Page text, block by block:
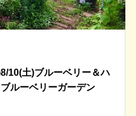
10(土)ブルーベリー＆ハ
ルーベリーガーデン